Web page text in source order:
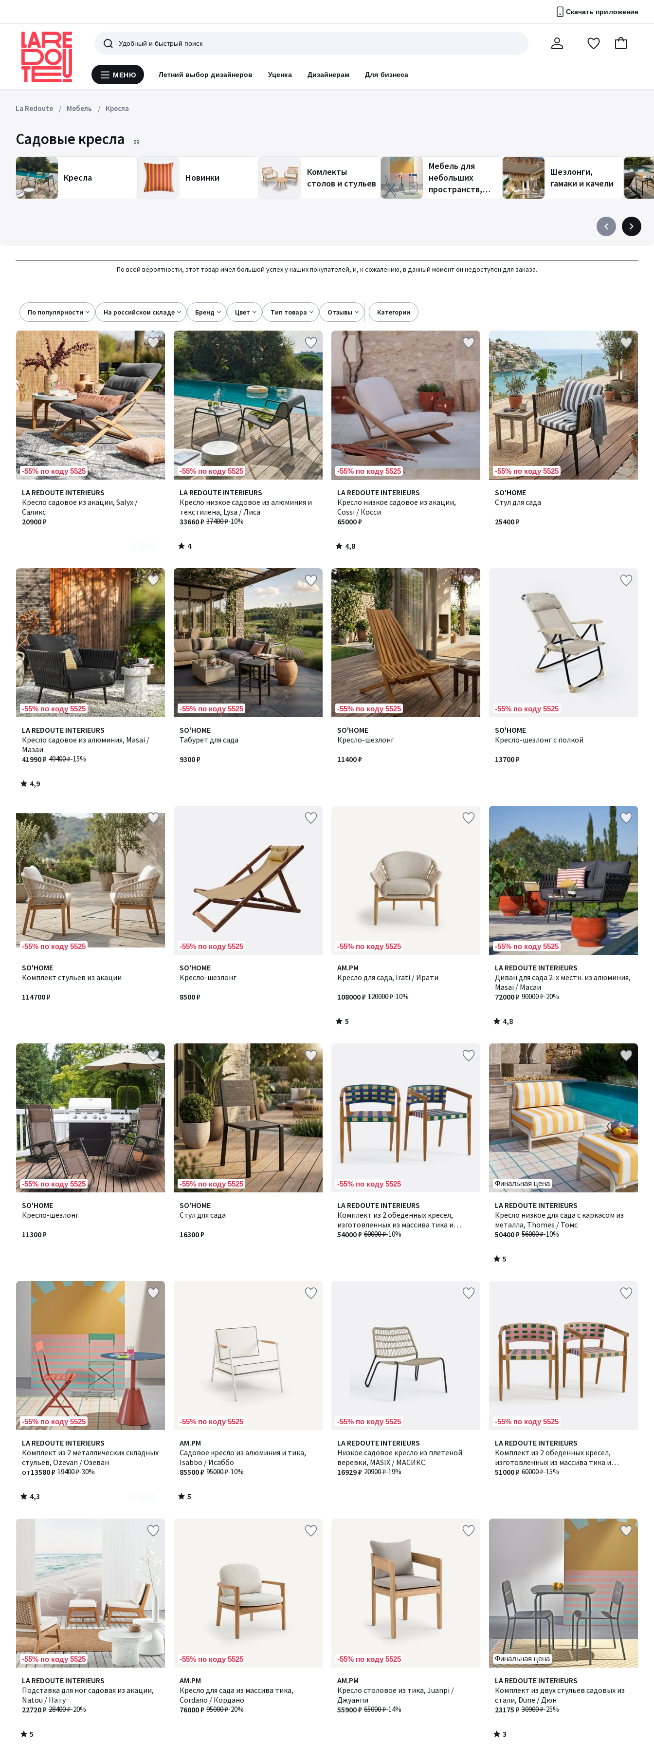
Скачать приложение
Меню
МЕНЮ Летний выбор дизайнеров Уценка Дизайнерам Для бизнеса
Поиск
ПерейтиВ
La Redoute Мебель Кресла
Садовые кресла 69
Кресла Новинки
Комлекты
столов и стульев
Мебель для
небольших
пространств,
балкона
Шезлонги,
гамаки и качели
Précédent
à
Suivant
à
По всей вероятности, этот товар имел большой успех у наших покупателей, и, к сожалению, в данный момент он недоступен для заказа.
По популярности на российском складе бренд цвет тип товара отзывы категории
-55% по коду 5525
LA REDOUTE INTERIEURS
Кресло садовое из акации, Salyx /
Саликс
20900 ₽
Количество
цветов:
2
-55% по коду 5525
LA REDOUTE INTERIEURS
Кресло низкое садовое из алюминия и
текстилена, Lysa / Лиса
37400 ₽-10%
33660 ₽
4
/
5
4
/
-55% по коду 5525
LA REDOUTE INTERIEURS
Кресло низкое садовое из акации,
Cossi / Косси
65000 ₽
4,8
/ 5
4,8
/
-55% по коду 5525
SO'HOME
Стул для сада
25400 ₽
-55% по коду 5525
LA REDOUTE INTERIEURS
Кресло садовое из алюминия, Masai /
Мазаи
49400 ₽-15%
41990 ₽
4,9
/ 5
4,9
/
-55% по коду 5525
SO'HOME
Табурет для сада
9300 ₽
-55% по коду 5525
SO'HOME
Кресло-шезлонг
11400 ₽
-55% по коду 5525
SO'HOME
Кресло-шезлонг с полкой
13700 ₽
-55% по коду 5525
SO'HOME
Комплект стульев из акации
114700 ₽
-55% по коду 5525
SO'HOME
Кресло-шезлонг
8500 ₽
-55% по коду 5525
AM.PM
Кресло для сада, Irati / Ирати
120000 ₽-10%
108000 ₽
5
/
5
/
-55% по коду 5525
LA REDOUTE INTERIEURS
Диван для сада 2-х местн. из алюминия,
Masai / Масаи
90000 ₽-20%
72000 ₽
4,8
/ 5
4,8
/
-55% по коду 5525
SO'HOME
Кресло-шезлонг
11300 ₽
-55% по коду 5525
SO'HOME
Стул для сада
16300 ₽
-55% по коду 5525
LA REDOUTE INTERIEURS
Комплект из 2 обеденных кресел,
изготовленных из массива тика и
плетеной смолы, BIANCA / БИАНКА
60000 ₽-10%
54000 ₽
Финальная цена
LA REDOUTE INTERIEURS
Кресло низкое для сада с каркасом из
металла, Thomes / Томс
56000 ₽-10%
50400 ₽
5
/
5
5
/
-55% по коду 5525
LA REDOUTE INTERIEURS
Комплект из 2 металлических складных
стульев, Ozevan / Озеван
19400 ₽-30%
от13580 ₽
4,3
/ 5
Количество
цветов:
2
4,3
/
-55% по коду 5525
AM.PM
Садовое кресло из алюминия и тика,
Isabbo / Исаббо
95000 ₽-10%
85500 ₽
5
/
5
5
/
-55% по коду 5525
LA REDOUTE INTERIEURS
Низкое садовое кресло из плетеной
веревки, MASIX / МАСИКС
20900 ₽-19%
16929 ₽
-55% по коду 5525
LA REDOUTE INTERIEURS
Комплект из 2 обеденных кресел,
изготовленных из массива тика и
плетеной смолы, BIANCA / БИАНКА
60000 ₽-15%
51000 ₽
-55% по коду 5525
LA REDOUTE INTERIEURS
Подставка для ног садовая из акации,
Natou / Нату
28400 ₽-20%
22720 ₽
5
/
5
5
/
-55% по коду 5525
AM.PM
Кресло для сада из массива тика,
Cordano / Кордано
95000 ₽-20%
76000 ₽
-55% по коду 5525
AM.PM
Кресло столовое из тика, Juanpi /
Джуанпи
65000 ₽-14%
55900 ₽
Финальная цена
LA REDOUTE INTERIEURS
Комплект из двух стульев садовых из
стали, Dune / Дюн
30900 ₽-25%
23175 ₽
3
/
5
3
/